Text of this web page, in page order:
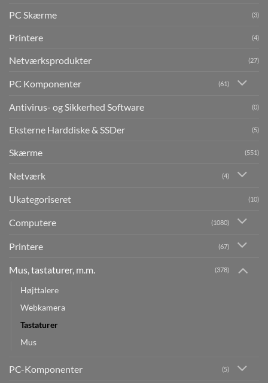
PC Skærme (3)
Printere (4)
Netværksprodukter (27)
PC Komponenter (61)
Antivirus- og Sikkerhed Software (0)
Eksterne Harddiske & SSDer (5)
Skærme (551)
Netværk (4)
Ukategoriseret (10)
Computere (1080)
Printere (67)
Mus, tastaturer, m.m. (378)
Højttalere
Webkamera
Tastaturer
Mus
PC-Komponenter (5)